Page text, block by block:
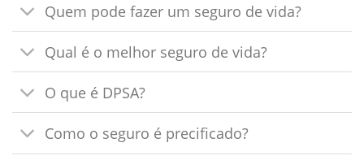
Quem pode fazer um seguro de vida?
Qual é o melhor seguro de vida?
O que é DPSA?
Como o seguro é precificado?